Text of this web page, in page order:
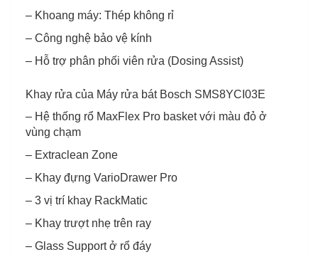
– Khoang máy: Thép không rỉ
– Công nghệ bảo vệ kính
– Hỗ trợ phân phối viên rửa (Dosing Assist)
Khay rửa của Máy rửa bát Bosch SMS8YCI03E
– Hệ thống rổ MaxFlex Pro basket với màu đỏ ở
vùng chạm
– Extraclean Zone
– Khay đựng VarioDrawer Pro
– 3 vị trí khay RackMatic
– Khay trượt nhẹ trên ray
– Glass Support ở rổ đáy